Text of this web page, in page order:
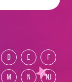
Đ E F
M N NJ